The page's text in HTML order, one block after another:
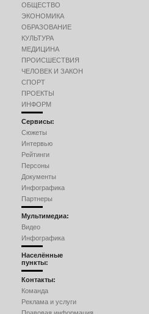
ОБЩЕСТВО
ЭКОНОМИКА
ОБРАЗОВАНИЕ
КУЛЬТУРА
МЕДИЦИНА
ПРОИСШЕСТВИЯ
ЧЕЛОВЕК И ЗАКОН
СПОРТ
ПРОЕКТЫ
ИНФОРМ
Сервисы:
Сюжеты
Интервью
Рейтинги
Персоны
Документы
Инфографика
Партнеры
Мультимедиа:
Видео
Инфографика
Населённые
пункты:
Контакты:
Команда
Реклама и услуги